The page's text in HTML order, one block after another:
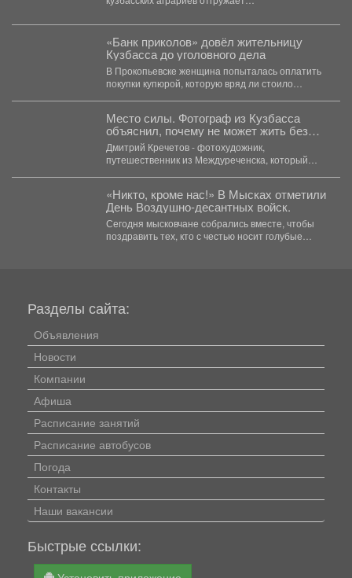
своевременно и в полном...
«Банк приколов» довёл жительницу
Кузбасса до уголовного дела
В Прокопьевске женщина попыталась оплатить
покупки купюрой, которую вряд ли стоило
Место силы. Фотограф из Кузбасса
объяснил, почему не может жить без
тайги
Дмитрий Кречетов - фотохудожник,
путешественник из Междуреченска, который
«Никто, кроме нас!» В Мысках отметили
День Воздушно-десантных войск.
Сегодня мысковчане собрались вместе, чтобы
поздравить тех, кто с честью носит голубые
Разделы сайта:
Объявления
Новости
Компании
Афиша
Расписание занятий
Расписание автобусов
Погода
Контакты
Наши вакансии
Быстрые ссылки: